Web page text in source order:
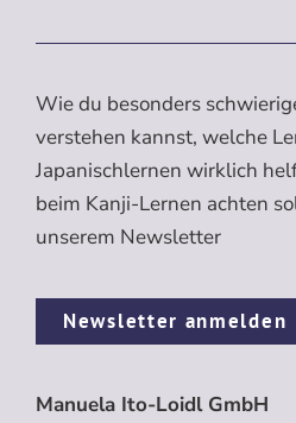
Wie du besonders
verstehen kannst, welche
Japanischlernen wirklich
beim Kanji-Lernen achten
unserem Newsletter
Newsletter anmelden
Manuela Ito-Loidl GmbH